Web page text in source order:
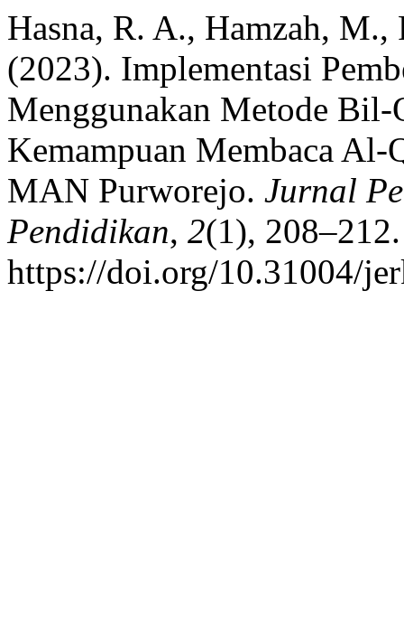
Hasna, R. A., Hamzah,
(2023). Implementasi
Menggunakan Metode
Kemampuan Membaca
MAN Purworejo. Jurnal
Pendidikan, 2(1), 208–212.
https://doi.org/10.31004/